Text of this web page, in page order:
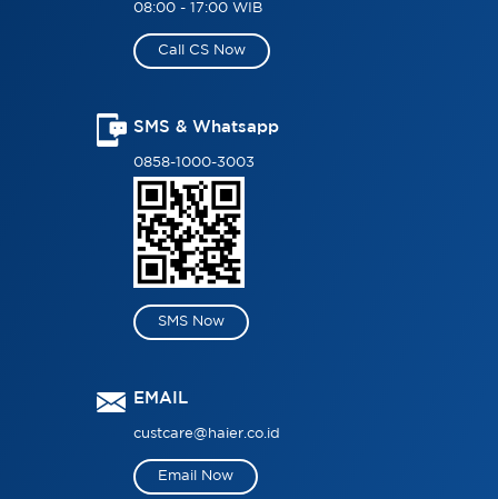
08:00 - 17:00 WIB
Call CS Now
SMS & Whatsapp
0858-1000-3003
SMS Now
EMAIL
custcare@haier.co.id
Email Now